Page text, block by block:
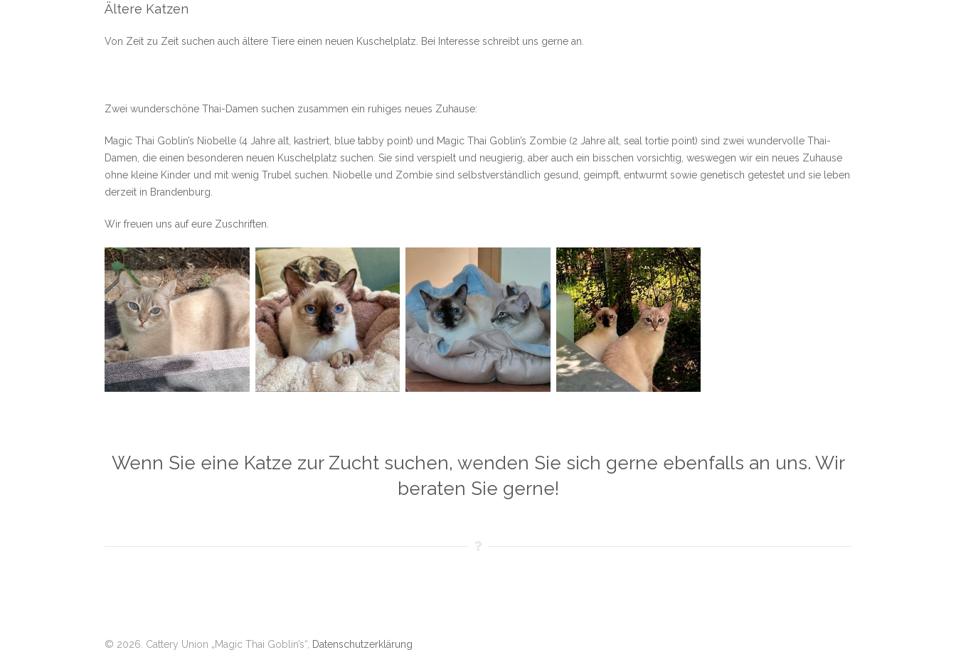
Ältere Katzen
Von Zeit zu Zeit suchen auch ältere Tiere einen neuen Kuschelplatz. Bei Interesse schreibt uns gerne an.
Zwei wunderschöne Thai-Damen suchen zusammen ein ruhiges neues Zuhause:
Magic Thai Goblin’s Niobelle (4 Jahre alt, kastriert, blue tabby point) und Magic Thai Goblin’s Zombie (2 Jahre alt, seal tortie point) sind zwei wundervolle Thai-
Damen, die einen besonderen neuen Kuschelplatz suchen. Sie sind verspielt und neugierig, aber auch ein bisschen vorsichtig, weswegen wir ein neues Zuhause
ohne kleine Kinder und mit wenig Trubel suchen. Niobelle und Zombie sind selbstverständlich gesund, geimpft, entwurmt sowie genetisch getestet und sie leben
derzeit in Brandenburg.
Wir freuen uns auf eure Zuschriften.
Wenn Sie eine Katze zur Zucht suchen, wenden Sie sich gerne ebenfalls an uns. Wir
beraten Sie gerne!
© 2026. Cattery Union „Magic Thai Goblin’s“, Datenschutzerklärung